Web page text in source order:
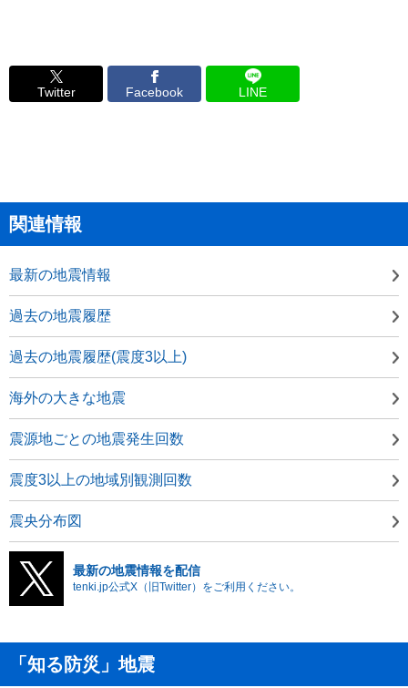
Twitter Facebook LINE
関連情報
最新の地震情報
過去の地震履歴
過去の地震履歴(震度3以上)
海外の大きな地震
震源地ごとの地震発生回数
震度3以上の地域別観測回数
震央分布図
最新の地震情報を配信
tenki.jp公式X（旧Twitter）をご利用ください。
「知る防災」地震